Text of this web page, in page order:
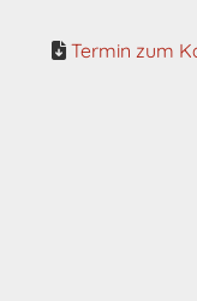
Termin zum